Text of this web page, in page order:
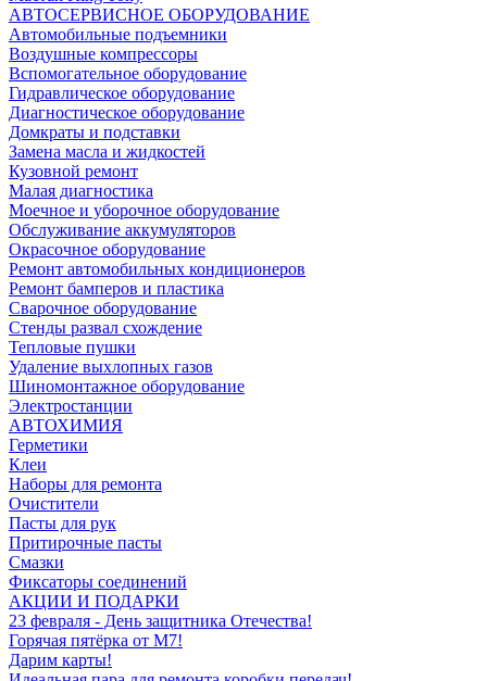
АВТОСЕРВИСНОЕ ОБОРУДОВАНИЕ
Автомобильные подъемники
Воздушные компрессоры
Вспомогательное оборудование
Гидравлическое оборудование
Диагностическое оборудование
Домкраты и подставки
Замена масла и жидкостей
Кузовной ремонт
Малая диагностика
Моечное и уборочное оборудование
Обслуживание аккумуляторов
Окрасочное оборудование
Ремонт автомобильных кондиционеров
Ремонт бамперов и пластика
Сварочное оборудование
Стенды развал схождение
Тепловые пушки
Удаление выхлопных газов
Шиномонтажное оборудование
Электростанции
АВТОХИМИЯ
Герметики
Клеи
Наборы для ремонта
Очистители
Пасты для рук
Притирочные пасты
Смазки
Фиксаторы соединений
АКЦИИ И ПОДАРКИ
23 февраля - День защитника Отечества!
Горячая пятёрка от M7!
Дарим карты!